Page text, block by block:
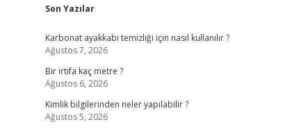
Sidebar
Son Yazılar
Karbonat ayakkabı temizliği için nasıl kullanılır ?
Ağustos 7, 2026
Bir irtifa kaç metre ?
Ağustos 6, 2026
Kimlik bilgilerinden neler yapılabilir ?
Ağustos 5, 2026